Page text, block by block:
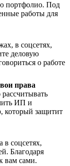
портфолио. Под
работы для
в соцсетях,
деловую
о работе
права
ИП и
который защитит
в соцсетях,
Благодаря
вам сами.